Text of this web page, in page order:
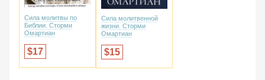
Сила молитвы по
Библии. Сторми
Омартиан
17
Сила молитвенной
жизни. Сторми
Омартиан
15